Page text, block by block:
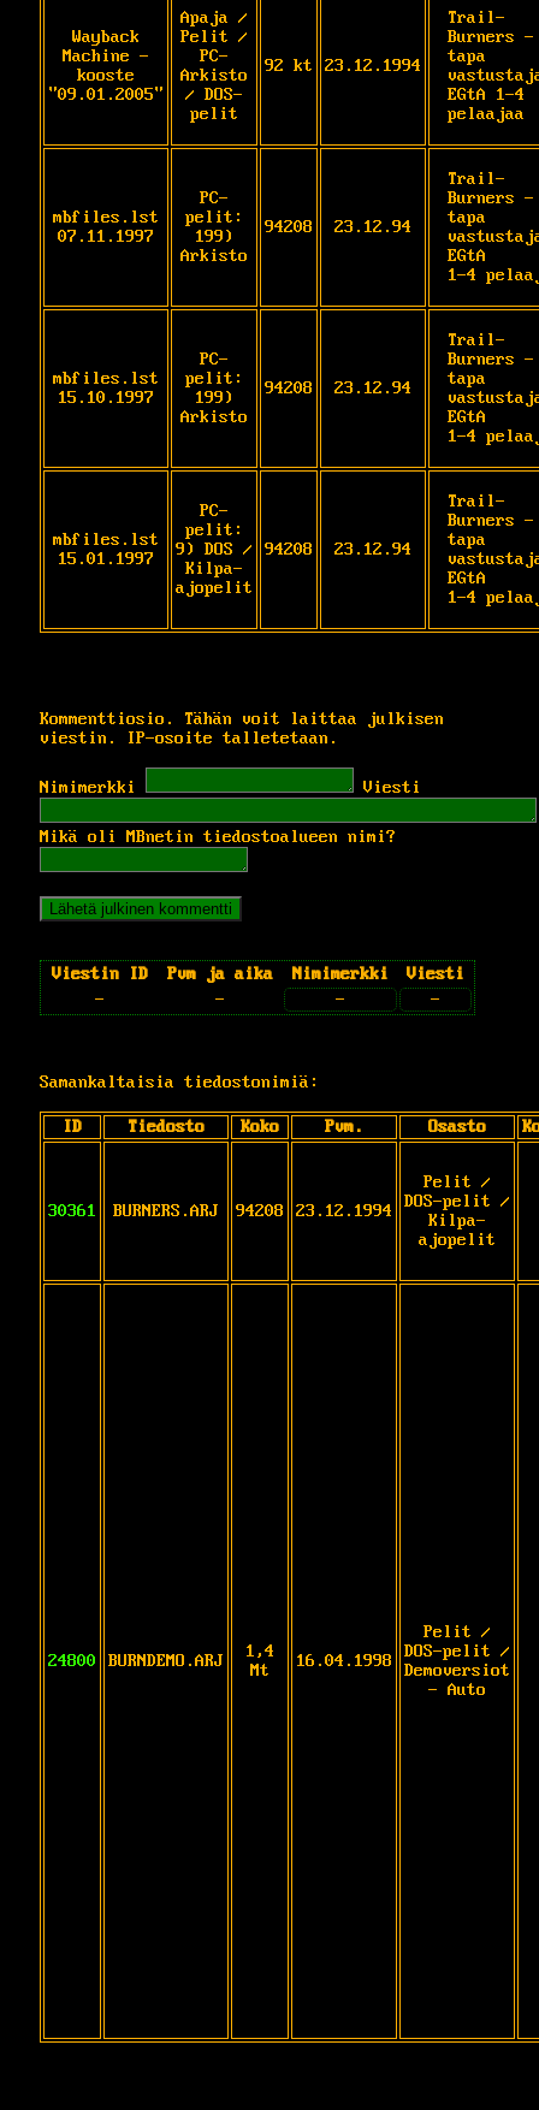
Wayback
Machine -
kooste
"09.01.2005"
Apaja /
Pelit /
PC-
Arkisto
/ DOS-
pelit
92 kt 23.12.1994
Trail-
Burners -
tapa
EGtA 1-4
pelaajaa
mbfiles.lst
07.11.1997
PC-
pelit:
199)
Arkisto
94208 23.12.94
Trail-
Burners -
tapa
EGtA
1-4
mbfiles.lst
15.10.1997
PC-
pelit:
199)
Arkisto
94208 23.12.94
Trail-
Burners -
tapa
EGtA
1-4
mbfiles.lst
15.01.1997
PC-
pelit:
9) DOS /
Kilpa-
ajopelit
94208 23.12.94
Trail-
Burners -
tapa
EGtA
1-4
Kommenttiosio. Tähän voit laittaa julkisen
viestin. IP-osoite talletetaan.
Nimimerkki Viesti
Mikä oli MBnetin tiedostoalueen nimi?
Viestin ID Pvm ja aika Nimimerkki
Viesti
-
- - -
Samankaltaisia tiedostonimiä:
ID Tiedosto Koko Pvm. Osasto
30361 BURNERS.ARJ 94208 23.12.1994
Pelit /
DOS-pelit /
Kilpa-
ajopelit
24800 BURNDEMO.ARJ
1,4
Mt
16.04.1998
Pelit /
DOS-pelit /
Demoversiot
- Auto